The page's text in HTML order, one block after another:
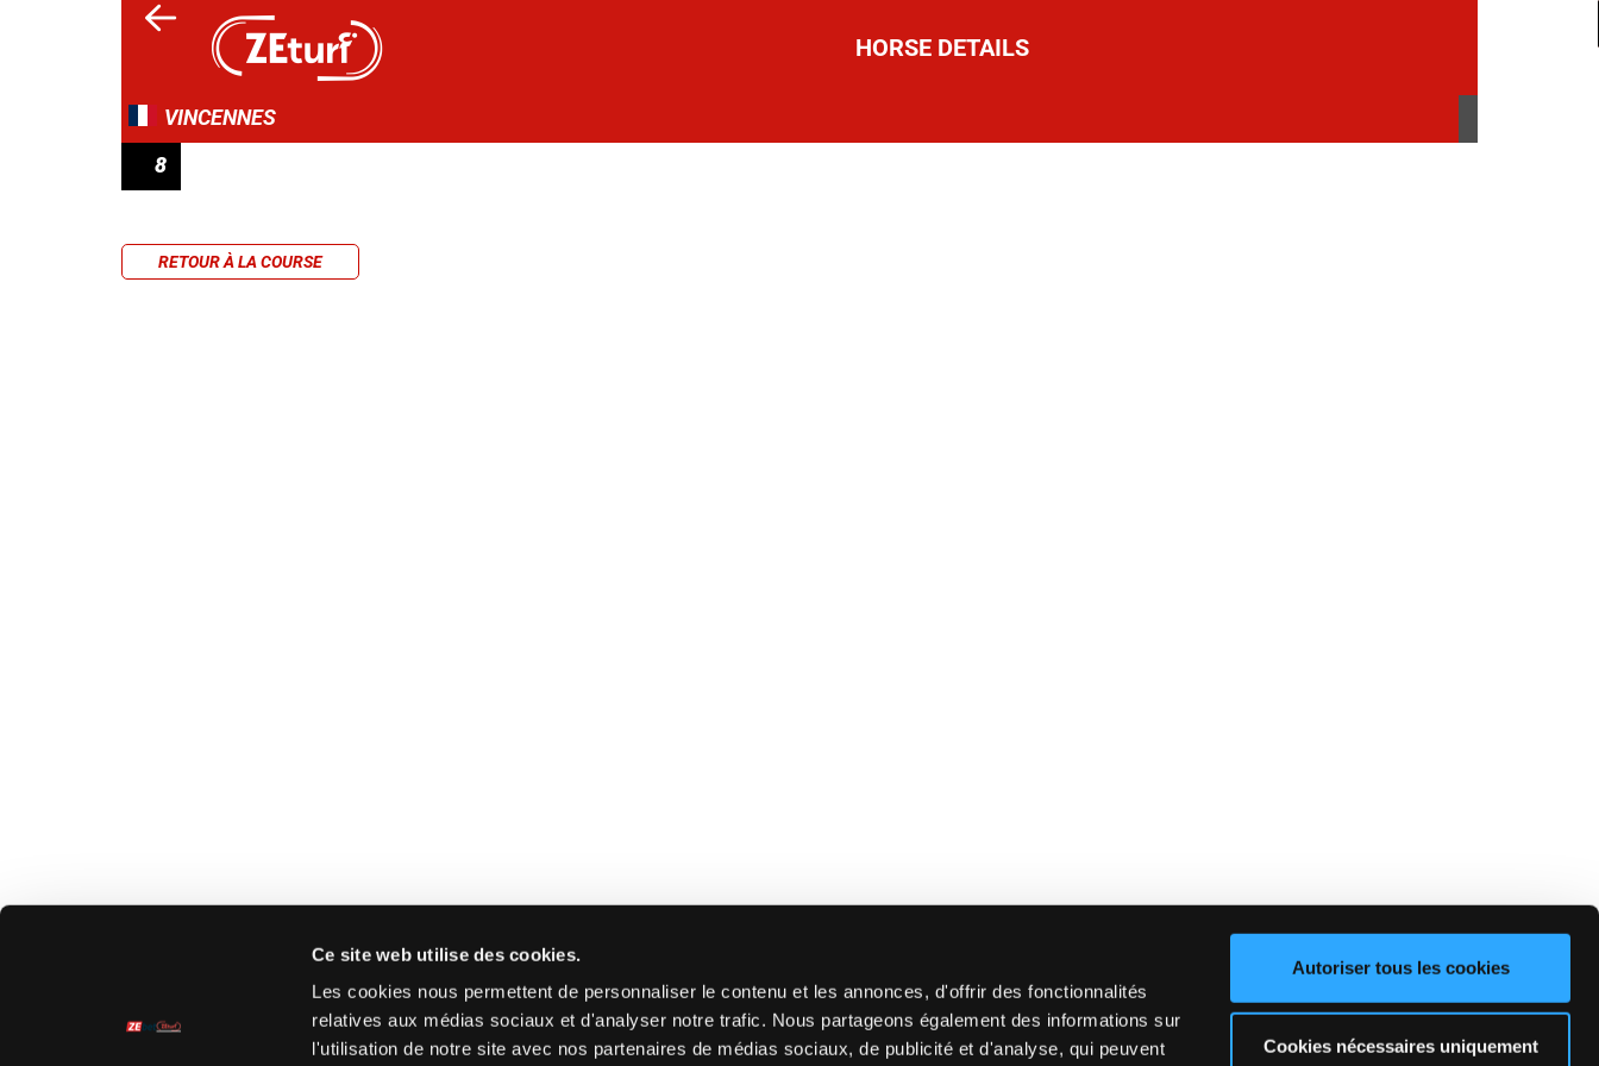
Ce site web utilise des cookies.
Les cookies nous permettent de personnaliser le contenu et les annonces, d'offrir des fonctionnalités
relatives aux médias sociaux et d'analyser notre trafic. Nous partageons également des informations sur
l'utilisation de notre site avec nos partenaires de médias sociaux, de publicité et d'analyse, qui peuvent
Autoriser tous les cookies
Cookies nécessaires uniquement
HORSE DETAILS
VINCENNES
8
RETOUR À LA COURSE